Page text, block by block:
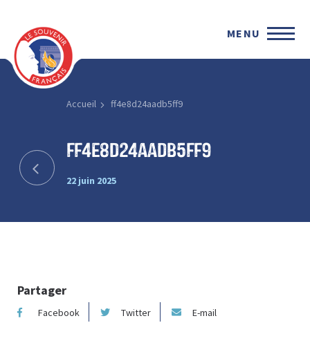
MENU
Accueil ff4e8d24aadb5ff9
ff4e8d24aadb5ff9
22 juin 2025
Partager
Facebook Twitter E-mail